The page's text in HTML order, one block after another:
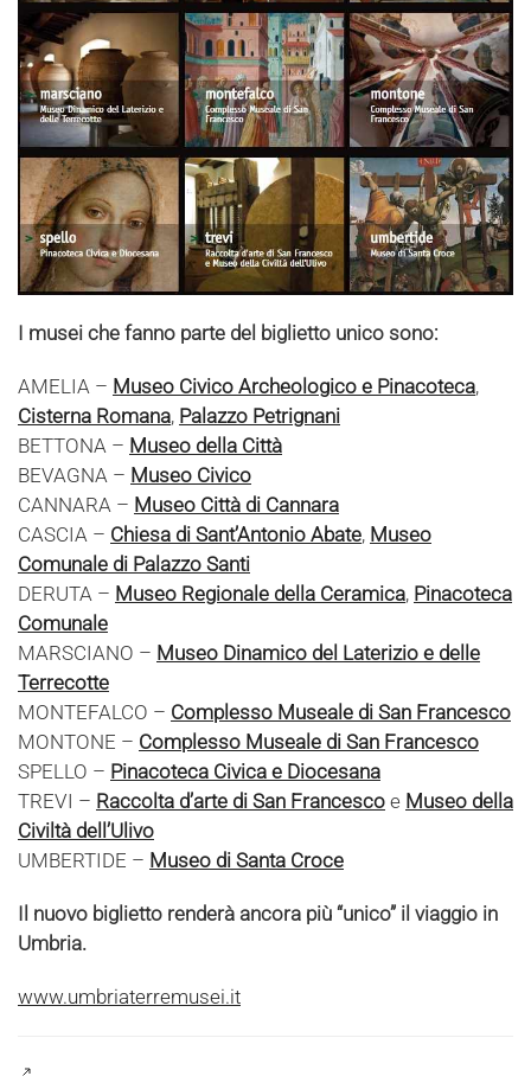
I musei che fanno parte del biglietto unico sono:
AMELIA – Museo Civico Archeologico e Pinacoteca,
Cisterna Romana, Palazzo Petrignani
BETTONA – Museo della Città
BEVAGNA – Museo Civico
CANNARA – Museo Città di Cannara
CASCIA – Chiesa di Sant’Antonio Abate, Museo
Comunale di Palazzo Santi
DERUTA – Museo Regionale della Ceramica, Pinacoteca
Comunale
MARSCIANO – Museo Dinamico del Laterizio e delle
Terrecotte
MONTEFALCO – Complesso Museale di San Francesco
MONTONE – Complesso Museale di San Francesco
SPELLO – Pinacoteca Civica e Diocesana
TREVI – Raccolta d’arte di San Francesco e Museo della
Civiltà dell’Ulivo
UMBERTIDE – Museo di Santa Croce
Il nuovo biglietto renderà ancora più “unico” il viaggio in
Umbria.
www.umbriaterremusei.it